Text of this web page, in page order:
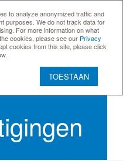
to analyze anonymized traffic and
purposes. We do not track data for
For more information on what
cookies, please see our Privacy
cookies from this site, please click
TOESTAAN